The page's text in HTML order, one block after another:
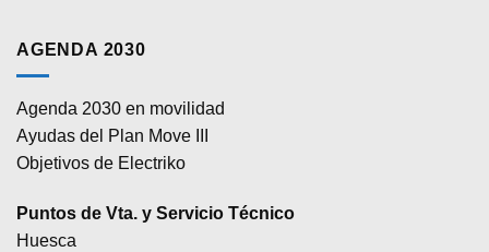
AGENDA 2030
Agenda 2030 en movilidad
Ayudas del Plan Move III
Objetivos de Electriko
Puntos de Vta. y Servicio Técnico
Huesca